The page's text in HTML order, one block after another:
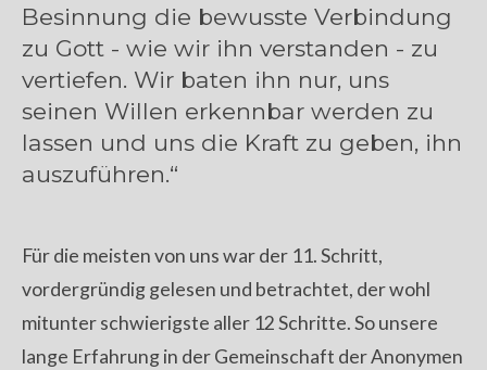
Besinnung die bewusste Verbindung
zu Gott - wie wir ihn verstanden - zu
vertiefen. Wir baten ihn nur, uns
seinen Willen erkennbar werden zu
lassen und uns die Kraft zu geben, ihn
auszuführen.“
Für die meisten von uns war der 11. Schritt,
vordergründig gelesen und betrachtet, der wohl
mitunter schwierigste aller 12 Schritte. So unsere
lange Erfahrung in der Gemeinschaft der Anonymen